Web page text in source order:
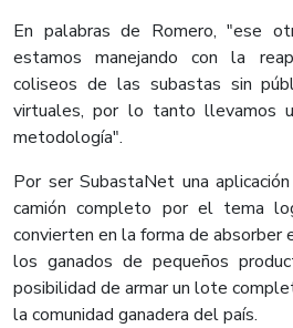
En palabras de Romero, "ese
estamos manejando con la
coliseos de las subastas sin
virtuales, por lo tanto llevamos
metodología".
Por ser SubastaNet una
camión completo por el tema
convierten en la forma de absorber
los ganados de pequeños
posibilidad de armar un lote
la comunidad ganadera del país.